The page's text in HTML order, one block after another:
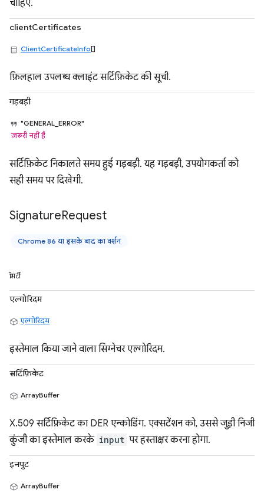
चाहिए.
clientCertificates
ClientCertificateInfo[]
फ़िलहाल उपलब्ध क्लाइंट सर्टिफ़िकेट की सूची.
गड़बड़ी
"GENERAL_ERROR"
ज़रूरी नहीं है
सर्टिफ़िकेट निकालते समय हुई गड़बड़ी. यह गड़बड़ी, उपयोगकर्ता को
सही समय पर दिखेगी.
SignatureRequest
Chrome 86 या इसके बाद का वर्शन
प्रॉपर्टी
एल्‍गोरि‍दम
एल्गोरिदम
इस्तेमाल किया जाने वाला सिग्नेचर एल्गोरिदम.
सर्टिफ़िकेट
ArrayBuffer
X.509 सर्टिफ़िकेट का DER एन्कोडिंग. एक्सटेंशन को, उससे जुड़ी निजी
कुंजी का इस्तेमाल करके input पर हस्ताक्षर करना होगा.
इनपुट
ArrayBuffer